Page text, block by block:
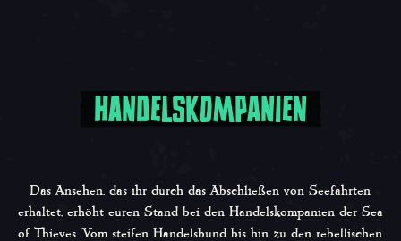
HANDELSKOMPANIEN
Das Ansehen, das ihr durch das Abschließen von Seefahrten
erhaltet, erhöht euren Stand bei den Handelskompanien der Sea
of Thieves. Vom steifen Handelsbund bis hin zu den rebellischen